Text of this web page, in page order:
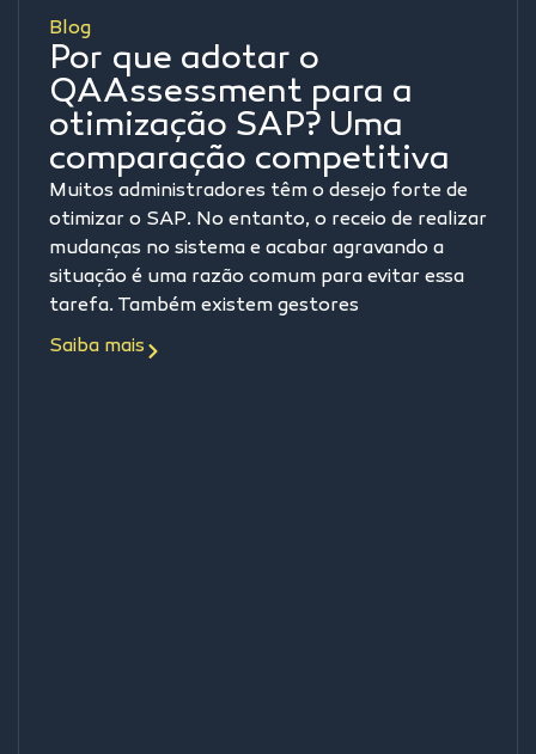
Blog
Por que adotar o
QAAssessment para a
otimização SAP? Uma
comparação competitiva
Muitos administradores têm o desejo forte de
otimizar o SAP. No entanto, o receio de realizar
mudanças no sistema e acabar agravando a
situação é uma razão comum para evitar essa
tarefa. Também existem gestores
Saiba mais